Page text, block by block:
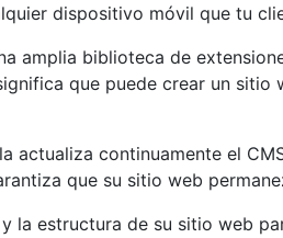
dispositivo móvil que tu
amplia biblioteca de
que puede crear un
continuamente el
que su sitio web
estructura de su sitio web